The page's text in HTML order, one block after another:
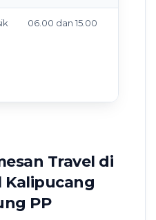
06.00 dan 15.00
Travel di
Kalipucang
PP